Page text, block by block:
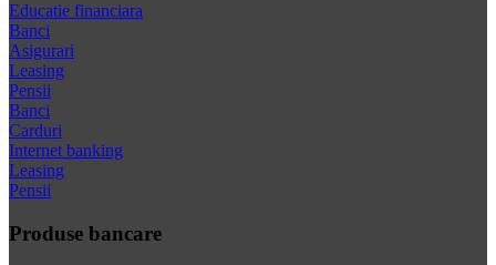
Educatie financiara
Banci
Asigurari
Leasing
Pensii
Banci
Carduri
Internet banking
Leasing
Pensii
Produse bancare